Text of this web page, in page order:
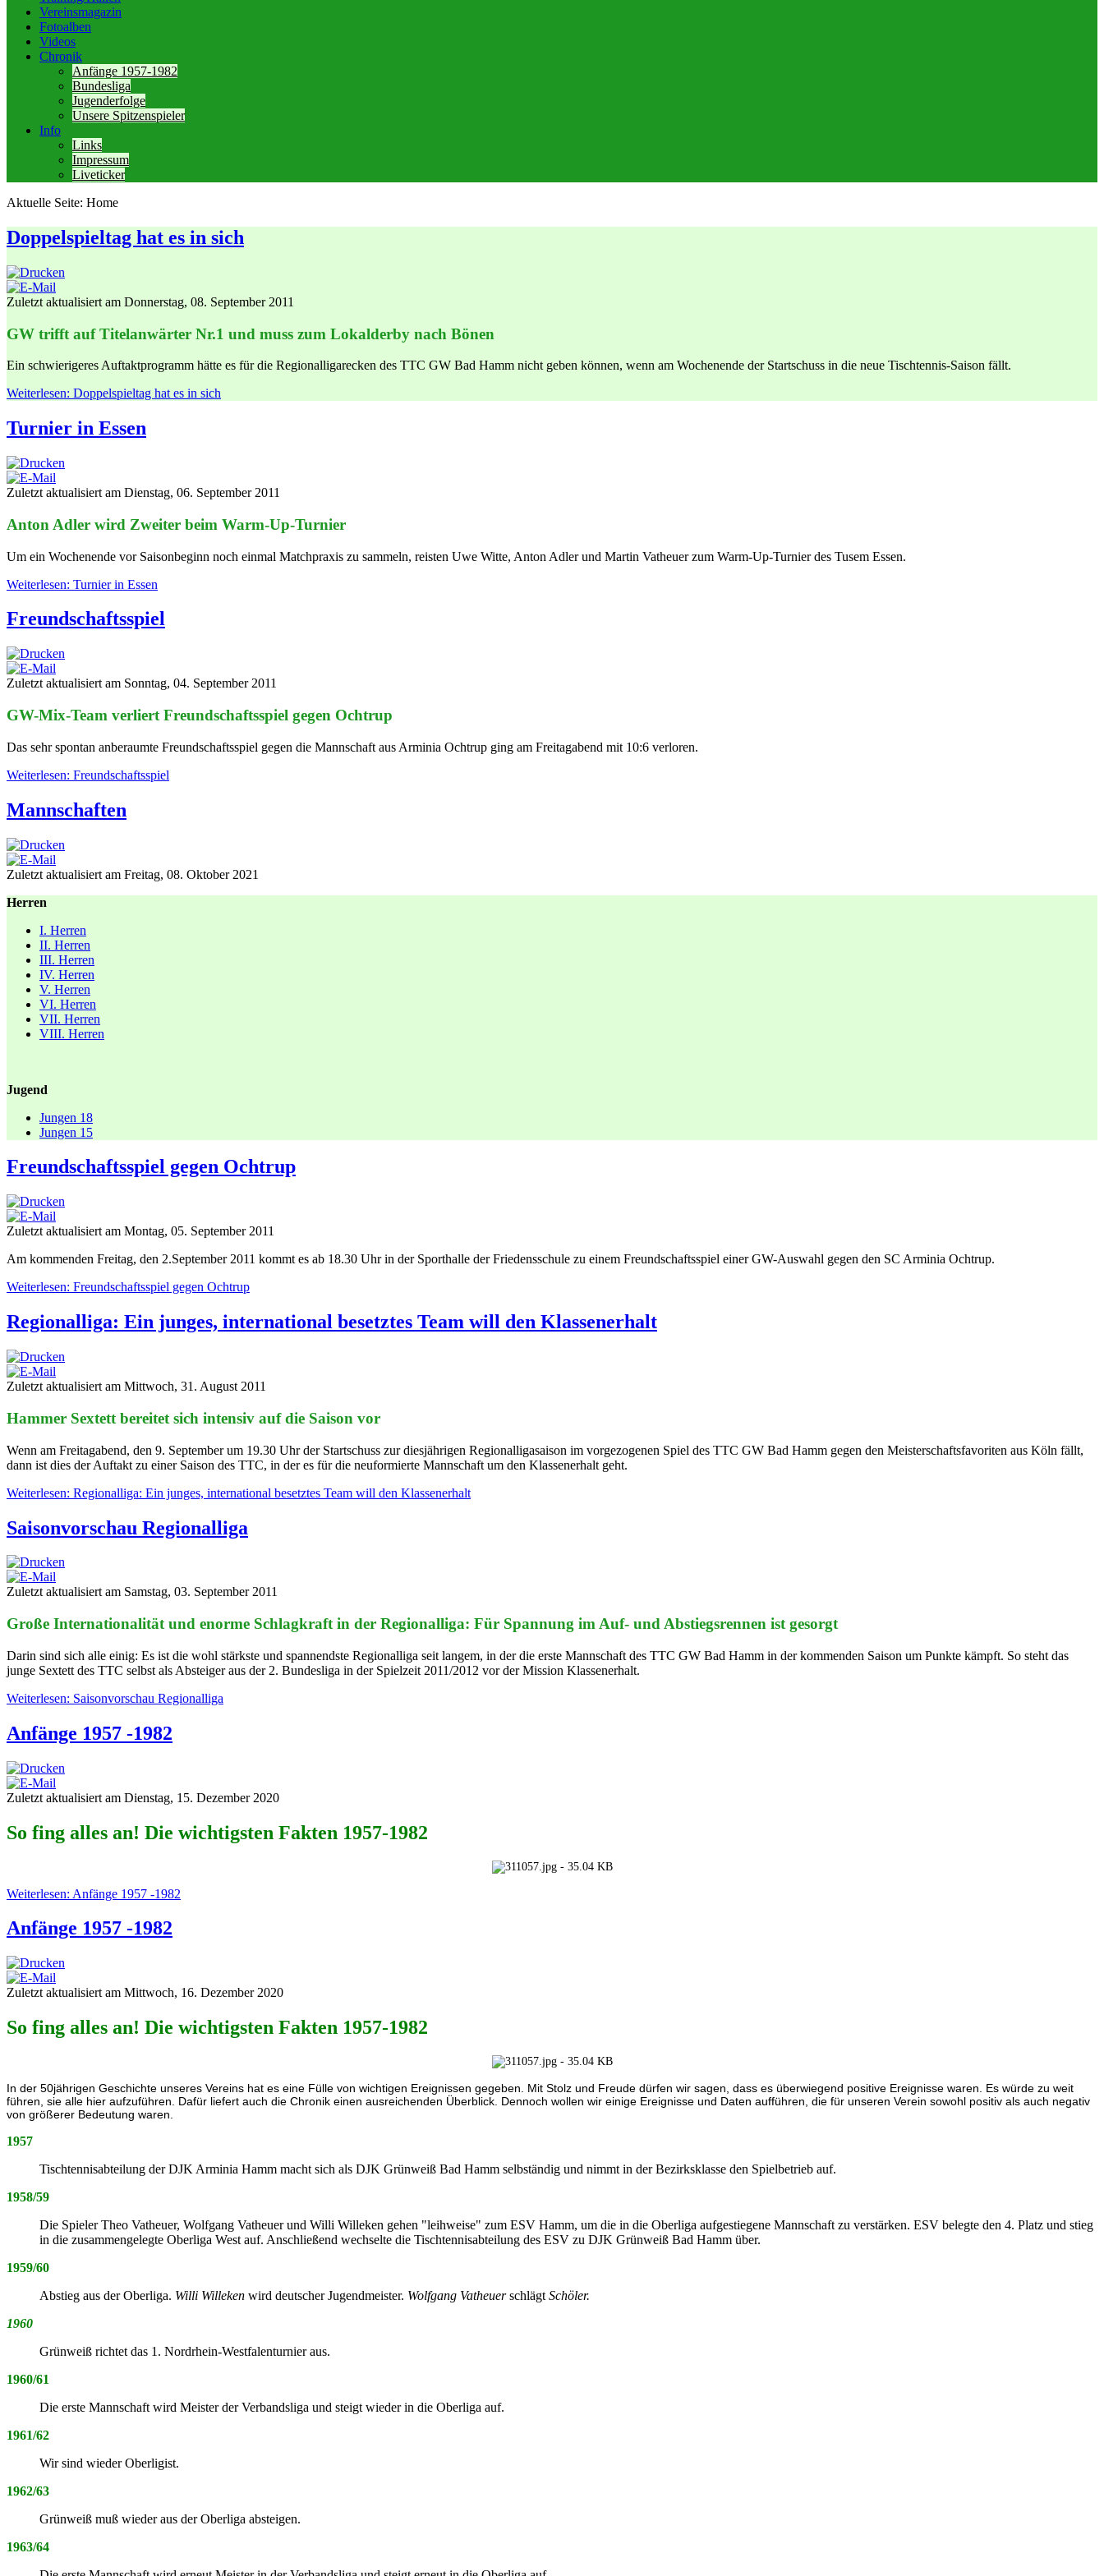
Vereinsmagazin
Fotoalben
Videos
Chronik
Anfänge 1957-1982
Bundesliga
Jugenderfolge
Unsere Spitzenspieler
Info
Links
Impressum
Liveticker
Aktuelle Seite: Home
Doppelspieltag hat es in sich
Zuletzt aktualisiert am Donnerstag, 08. September 2011
GW trifft auf Titelanwärter Nr.1 und muss zum Lokalderby nach Bönen
Ein schwierigeres Auftaktprogramm hätte es für die Regionalligarecken des TTC GW Bad Hamm nicht geben können, wenn am Wochenende der Startschuss in die neue Tischtennis-Saison fällt.
Weiterlesen: Doppelspieltag hat es in sich
Turnier in Essen
Zuletzt aktualisiert am Dienstag, 06. September 2011
Anton Adler wird Zweiter beim Warm-Up-Turnier
Um ein Wochenende vor Saisonbeginn noch einmal Matchpraxis zu sammeln, reisten Uwe Witte, Anton Adler und Martin Vatheuer zum Warm-Up-Turnier des Tusem Essen.
Weiterlesen: Turnier in Essen
Freundschaftsspiel
Zuletzt aktualisiert am Sonntag, 04. September 2011
GW-Mix-Team verliert Freundschaftsspiel gegen Ochtrup
Das sehr spontan anberaumte Freundschaftsspiel gegen die Mannschaft aus Arminia Ochtrup ging am Freitagabend mit 10:6 verloren.
Weiterlesen: Freundschaftsspiel
Mannschaften
Zuletzt aktualisiert am Freitag, 08. Oktober 2021
Herren
I. Herren
II. Herren
III. Herren
IV. Herren
V. Herren
VI. Herren
VII. Herren
VIII. Herren
Jugend
Jungen 18
Jungen 15
Freundschaftsspiel gegen Ochtrup
Zuletzt aktualisiert am Montag, 05. September 2011
Am kommenden Freitag, den 2.September 2011 kommt es ab 18.30 Uhr in der Sporthalle der Friedensschule zu einem Freundschaftsspiel einer GW-Auswahl gegen den SC Arminia Ochtrup.
Weiterlesen: Freundschaftsspiel gegen Ochtrup
Regionalliga: Ein junges, international besetztes Team will den Klassenerhalt
Zuletzt aktualisiert am Mittwoch, 31. August 2011
Hammer Sextett bereitet sich intensiv auf die Saison vor
Wenn am Freitagabend, den 9. September um 19.30 Uhr der Startschuss zur diesjährigen Regionalligasaison im vorgezogenen Spiel des TTC GW Bad Hamm gegen den Meisterschaftsfavoriten aus Köln fällt,
dann ist dies der Auftakt zu einer Saison des TTC, in der es für die neuformierte Mannschaft um den Klassenerhalt geht.
Weiterlesen: Regionalliga: Ein junges, international besetztes Team will den Klassenerhalt
Saisonvorschau Regionalliga
Zuletzt aktualisiert am Samstag, 03. September 2011
Große Internationalität und enorme Schlagkraft in der Regionalliga: Für Spannung im Auf- und Abstiegsrennen ist gesorgt
Darin sind sich alle einig: Es ist die wohl stärkste und spannendste Regionalliga seit langem, in der die erste Mannschaft des TTC GW Bad Hamm in der kommenden Saison um Punkte kämpft. So steht das
junge Sextett des TTC selbst als Absteiger aus der 2. Bundesliga in der Spielzeit 2011/2012 vor der Mission Klassenerhalt.
Weiterlesen: Saisonvorschau Regionalliga
Anfänge 1957 -1982
Zuletzt aktualisiert am Dienstag, 15. Dezember 2020
So fing alles an! Die wichtigsten Fakten 1957-1982
Weiterlesen: Anfänge 1957 -1982
Anfänge 1957 -1982
Zuletzt aktualisiert am Mittwoch, 16. Dezember 2020
So fing alles an! Die wichtigsten Fakten 1957-1982
In der 50jährigen Geschichte unseres Vereins hat es eine Fülle von wichtigen Ereignissen gegeben. Mit Stolz und Freude dürfen wir sagen, dass es überwiegend positive Ereignisse waren. Es würde zu weit
führen, sie alle hier aufzuführen. Dafür liefert auch die Chronik einen ausreichenden Überblick. Dennoch wollen wir einige Ereignisse und Daten aufführen, die für unseren Verein sowohl positiv als auch negativ
von größerer Bedeutung waren.
1957
Tischtennisabteilung der DJK Arminia Hamm macht sich als DJK Grünweiß Bad Hamm selbständig und nimmt in der Bezirksklasse den Spielbetrieb auf.
1958/59
Die Spieler Theo Vatheuer, Wolfgang Vatheuer und Willi Willeken gehen "leihweise" zum ESV Hamm, um die in die Oberliga aufgestiegene Mannschaft zu verstärken. ESV belegte den 4. Platz und stieg
in die zusammengelegte Oberliga West auf. Anschließend wechselte die Tischtennisabteilung des ESV zu DJK Grünweiß Bad Hamm über.
1959/60
Abstieg aus der Oberliga. Willi Willeken wird deutscher Jugendmeister. Wolfgang Vatheuerschlägt Schöler.
1960
Grünweiß richtet das 1. Nordrhein-Westfalenturnier aus.
1960/61
Die erste Mannschaft wird Meister der Verbandsliga und steigt wieder in die Oberliga auf.
1961/62
Wir sind wieder Oberligist.
1962/63
Grünweiß muß wieder aus der Oberliga absteigen.
1963/64